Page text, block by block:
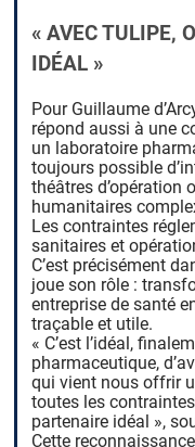
« AVEC TULIPE,
IDÉAL »
Pour Guillaume
répond aussi à une
un laboratoire
toujours possible
théâtres d’opération
humanitaires
Les contraintes
sanitaires et
C’est précisément
joue son rôle :
entreprise de santé
traçable et utile.
« C’est l’idéal,
pharmaceutique,
qui vient nous offrir
toutes les
partenaire idéal »,
Cette